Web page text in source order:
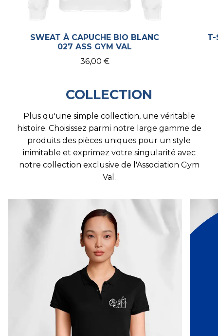
SWEAT À CAPUCHE BIO BLANC
027 ASS GYM VAL
36,00 €
T-
COLLECTION
Plus qu'une simple collection, une véritable
histoire. Choisissez parmi notre large gamme de
produits des pièces uniques pour un style
inimitable et exprimez votre singularité avec
notre collection exclusive de l'Association Gym
Val.